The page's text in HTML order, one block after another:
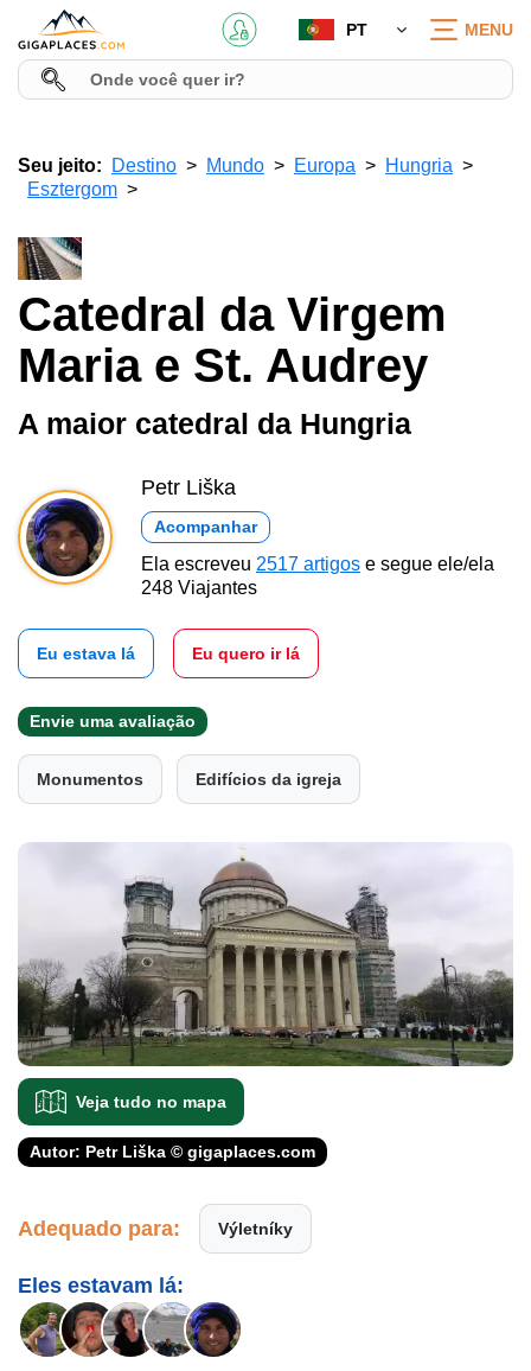
PT MENU
Seu jeito: Destino Mundo Europa
Hungria
Esztergom
Catedral da Virgem
Maria e St. Audrey
A maior catedral da Hungria
Petr Liška
Acompanhar
Ela escreveu 2517 artigos e segue ele/ela
248 Viajantes
Eu estava lá Eu quero ir lá
Envie uma avaliação
Monumentos Edifícios da igreja
Veja tudo no mapa
Autor: Petr Liška © gigaplaces.com
Adequado para: Výletníky
Eles estavam lá: